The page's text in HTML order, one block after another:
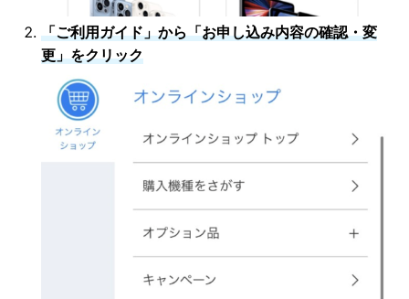
「ご利用ガイド」から「お申し込み内容の確認・変
更」をクリック